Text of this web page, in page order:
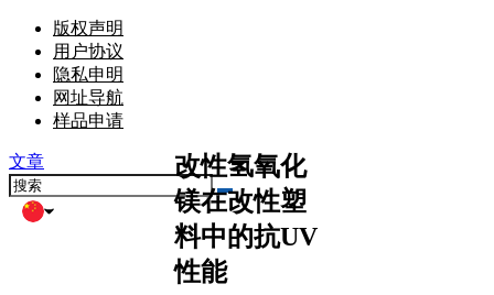
版权声明
用户协议
隐私申明
网址导航
样品申请
文章
改性氢氧化
镁在改性塑
料中的抗UV
性能